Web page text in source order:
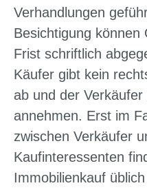
Verhandlungen
Besichtigung können
Frist schriftlich
Käufer gibt kein
ab und der
annehmen. Erst im
zwischen Verkäufer
Kaufinteressenten
Immobilienkauf